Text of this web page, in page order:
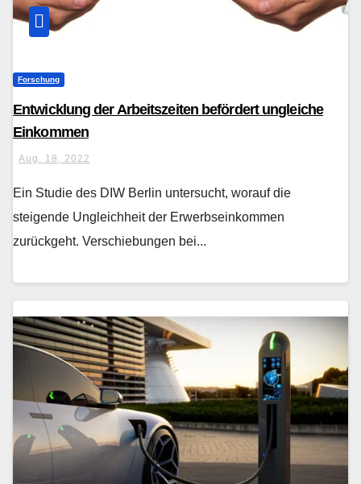
Forschung
Entwicklung der Arbeitszeiten befördert ungleiche
Einkommen
Aug. 18, 2022
Ein Studie des DIW Berlin untersucht, worauf die
steigende Ungleichheit der Erwerbseinkommen
zurückgeht. Verschiebungen bei...